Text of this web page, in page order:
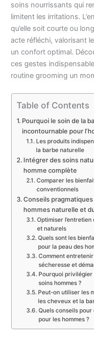
soins nourrissants qui
limitent les irritations.
qu’elle soit courte ou
acte réfléchi, valorisant
un confort optimal.
ces gestes
routine grooming un
Table of Contents
Pourquoi le soin de la
incontournable pour
Les produits
la barbe naturelle
Intégrer des soins
homme complète
Comparer les
conventionnels
Conseils
hommes naturelle et
Optimiser
et naturels
Quels sont les
pour la peau des
Comment
sécheresse et
Pourquoi
soins hommes ?
Peut-on utiliser les
les cheveux et la
Quels conseils
pour les hommes ?